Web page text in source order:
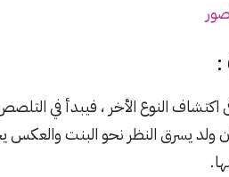
:
النوع الأخر ، فيبدأ في
ولد يسرق النظر نحو البنت والعكس